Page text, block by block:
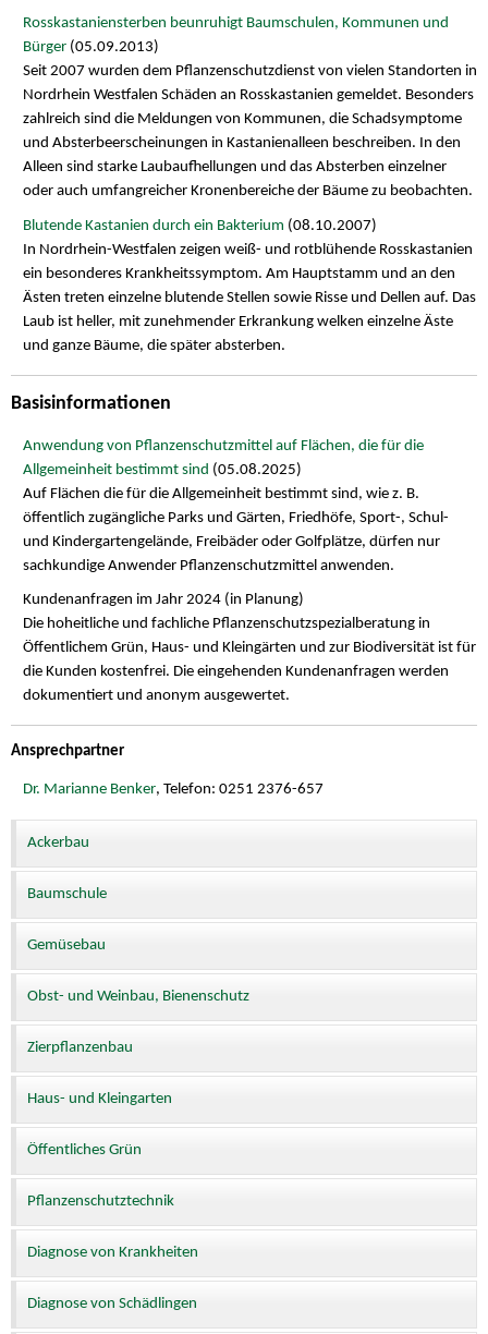
Rosskastaniensterben beunruhigt Baumschulen, Kommunen und
Bürger(05.09.2013)
Seit 2007 wurden dem Pflanzenschutzdienst von vielen Standorten in
Nordrhein Westfalen Schäden an Rosskastanien gemeldet. Besonders
zahlreich sind die Meldungen von Kommunen, die Schadsymptome
und Absterbeerscheinungen in Kastanienalleen beschreiben. In den
Alleen sind starke Laubaufhellungen und das Absterben einzelner
oder auch umfangreicher Kronenbereiche der Bäume zu beobachten.
Blutende Kastanien durch ein Bakterium (08.10.2007)
In Nordrhein-Westfalen zeigen weiß- und rotblühende Rosskastanien
ein besonderes Krankheitssymptom. Am Hauptstamm und an den
Ästen treten einzelne blutende Stellen sowie Risse und Dellen auf. Das
Laub ist heller, mit zunehmender Erkrankung welken einzelne Äste
und ganze Bäume, die später absterben.
Basisinformationen
Anwendung von Pflanzenschutzmittel auf Flächen, die für die
Allgemeinheit bestimmt sind (05.08.2025)
Auf Flächen die für die Allgemeinheit bestimmt sind, wie z. B.
öffentlich zugängliche Parks und Gärten, Friedhöfe, Sport-, Schul-
und Kindergartengelände, Freibäder oder Golfplätze, dürfen nur
sachkundige Anwender Pflanzenschutzmittel anwenden.
Kundenanfragen im Jahr 2024 (in Planung)
Die hoheitliche und fachliche Pflanzenschutzspezialberatung in
Öffentlichem Grün, Haus- und Kleingärten und zur Biodiversität ist für
die Kunden kostenfrei. Die eingehenden Kundenanfragen werden
dokumentiert und anonym ausgewertet.
Ansprechpartner
Dr. Marianne Benker, Telefon: 0251 2376-657
Ackerbau
Baumschule
Gemüsebau
Obst- und Weinbau, Bienenschutz
Zierpflanzenbau
Haus- und Kleingarten
Öffentliches Grün
Pflanzenschutztechnik
Diagnose von Krankheiten
Diagnose von Schädlingen